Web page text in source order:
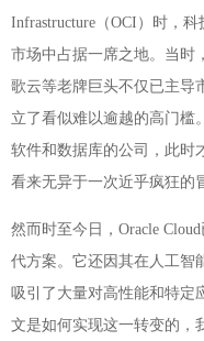
Infrastructure（OCI）时，
市场中占据一席之地。当时
歌云等老牌巨头不仅已主导
立了看似难以逾越的高门槛
软件和数据库的公司，此时
看来无异于一次近乎疯狂的
然而时至今日，Oracle
代方案。它还因其在人工智
吸引了大量对高性能和特定
文是如何实现这一转变的，